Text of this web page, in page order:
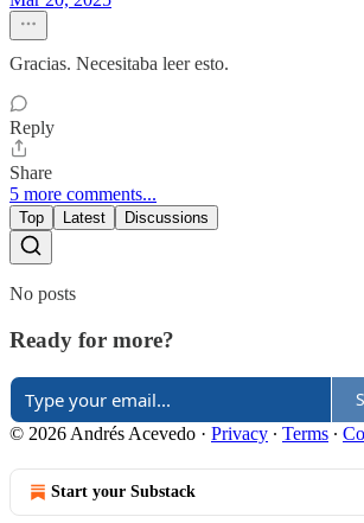
Gracias. Necesitaba leer esto.
Reply
Share
5 more comments...
Top Latest Discussions
No posts
Ready for more?
© 2026 Andrés Acevedo · Privacy ∙ Terms ∙
Start your Substack